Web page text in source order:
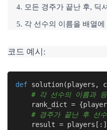
모든 경주가 끝난 후, 딕
각 선수의 이름을 배열
코드 예시:
def solution(players,
# 각 선수의 이름과
rank_dict =
# 경주가 끝난 후 선
    result = players[:]